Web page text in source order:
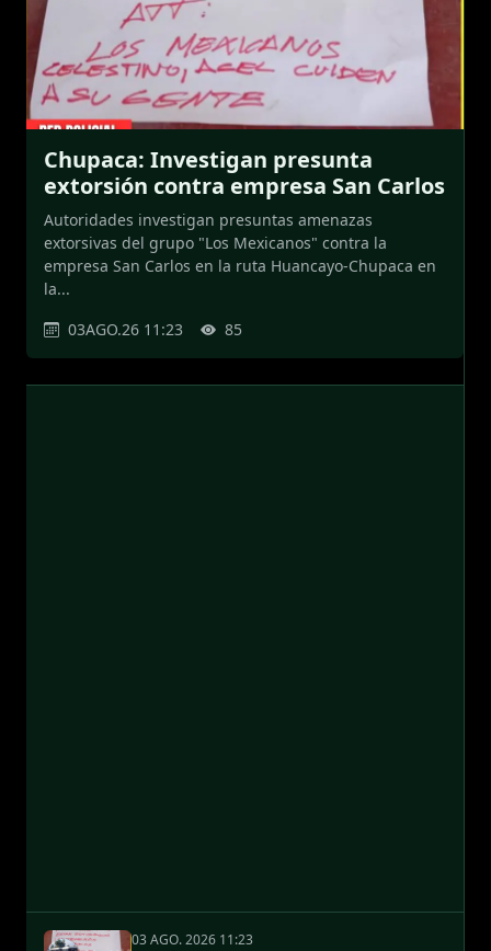
Chupaca: Investigan presunta
extorsión contra empresa San Carlos
Autoridades investigan presuntas amenazas
extorsivas del grupo "Los Mexicanos" contra la
empresa San Carlos en la ruta Huancayo-Chupaca en
la...
03AGO.26 11:23
85
03 AGO. 2026 11:23